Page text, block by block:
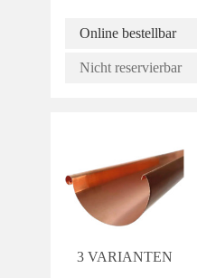
Online bestellbar
Nicht reservierbar
3 VARIANTEN